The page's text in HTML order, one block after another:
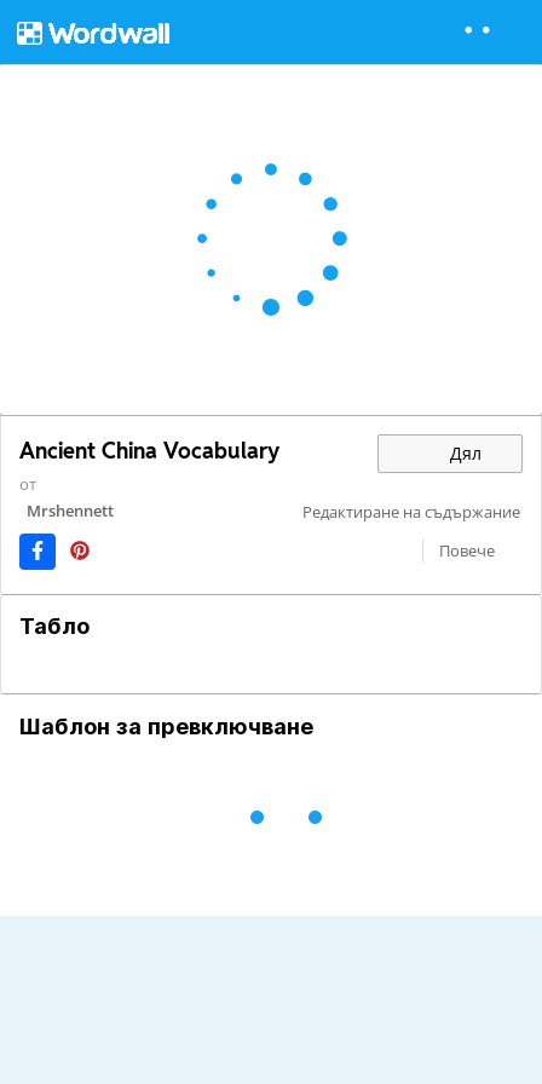
Ancient China Vocabulary Дял
от
Mrshennett
Редактиране на съдържание
Повече
Табло
Шаблон за превключване